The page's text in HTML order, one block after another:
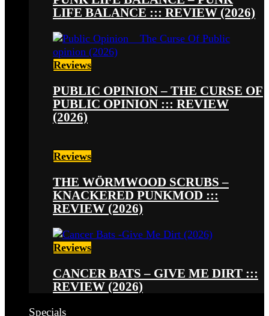
LIFE BALANCE ::: REVIEW (2026)
Reviews
PUBLIC OPINION – THE CURSE OF
PUBLIC OPINION ::: REVIEW
(2026)
Reviews
THE WÖRMWOOD SCRUBS –
KNACKERED PUNKMOD :::
REVIEW (2026)
Reviews
CANCER BATS – GIVE ME DIRT :::
REVIEW (2026)
Specials